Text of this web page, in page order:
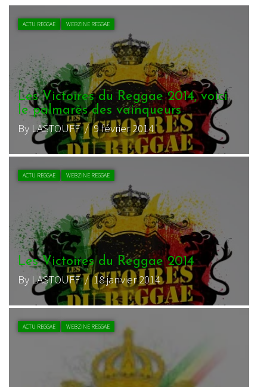
ACTU REGGAE WEBZINE REGGAE
Les Victoires du Reggae 2014, voici
le palmarès des vainqueurs
By LASTOUFF/ 9 février 2014
ACTU REGGAE WEBZINE REGGAE
Les Victoires du Reggae 2014
By LASTOUFF/ 18 janvier 2014
ACTU REGGAE WEBZINE REGGAE